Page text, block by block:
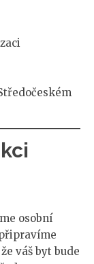
osobní
váš byt bude